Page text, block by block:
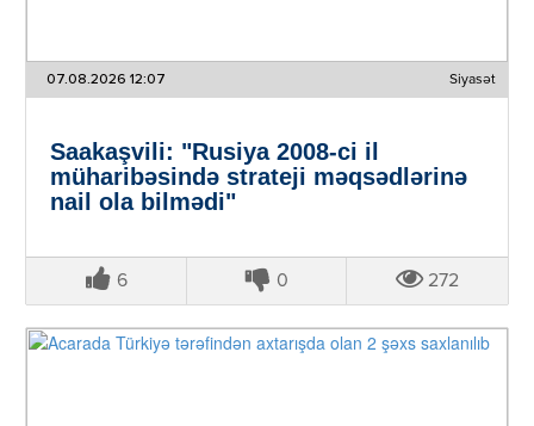
07.08.2026 12:07 Siyasət
Saakaşvili: "Rusiya 2008-ci il
müharibəsində strateji məqsədlərinə
nail ola bilmədi"
6 0 272